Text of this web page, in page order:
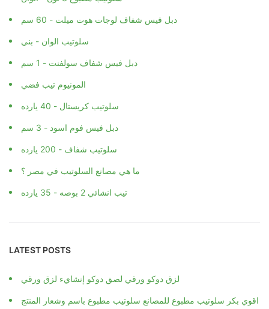
دبل فيس شفاف لوجات هوت ميلت - 60 سم
سلوتيب الوان - بني
دبل فيس شفاف سولفنت - 1 سم
المونيوم تيب فضي
سلوتيب كريستال - 40 يارده
دبل فيس فوم اسود - 3 سم
سلوتيب شفاف - 200 يارده
ما هي مصانع السلوتيب في مصر ؟
تيب انشائي 2 بوصه - 35 يارده
LATEST POSTS
لزق دوكو ورقي لصق دوكو إنشايء لزق ورقي
اقوي بكر سلوتيب مطبوع للمصانع سلوتيب مطبوع باسم وشعار المنتج